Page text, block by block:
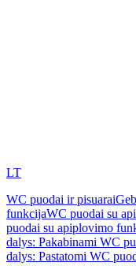
LT
WC puodai ir pisuarai
funkcijaWC puodai su
puodai su apiplovimo
dalys: Pakabinami WC
dalys: Pastatomi WC